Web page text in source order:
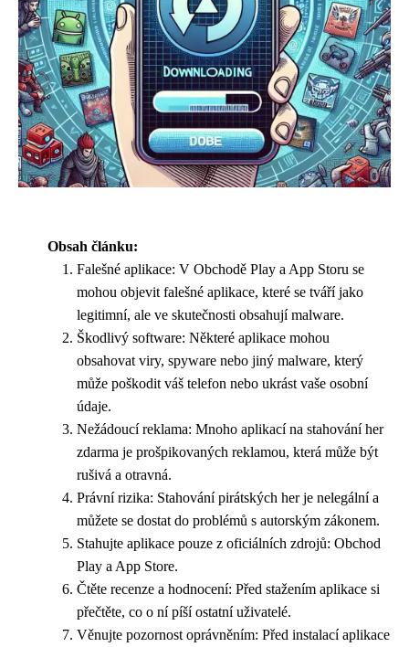
Obsah článku:
Falešné aplikace: V Obchodě Play a App Storu se
mohou objevit falešné aplikace, které se tváří jako
legitimní, ale ve skutečnosti obsahují malware.
Škodlivý software: Některé aplikace mohou
obsahovat viry, spyware nebo jiný malware, který
může poškodit váš telefon nebo ukrást vaše osobní
údaje.
Nežádoucí reklama: Mnoho aplikací na stahování her
zdarma je prošpikovaných reklamou, která může být
rušivá a otravná.
Právní rizika: Stahování pirátských her je nelegální a
můžete se dostat do problémů s autorským zákonem.
Stahujte aplikace pouze z oficiálních zdrojů: Obchod
Play a App Store.
Čtěte recenze a hodnocení: Před stažením aplikace si
přečtěte, co o ní píší ostatní uživatelé.
Věnujte pozornost oprávněním: Před instalací aplikace